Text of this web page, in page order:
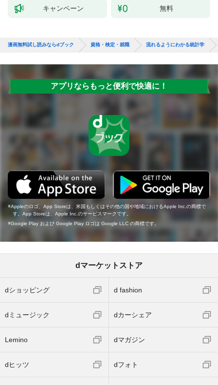
キャンペーン 無料
漫画無料試し読みならdブック 資格・検定・就職 流れるようにわかる統計学
アプリならもっと便利で快適に！
Appleのロゴ、App Storeは、米国もしくはその他の国や地域におけるApple Inc.の商標で
す。App Storeは、Apple Inc.のサービスマークです。
Google Play および Google Play ロゴは Google LLC の商標です。
dマーケットストア
dショッピング d fashion
dミュージック dカーシェア
Lemino dマガジン
dヒッツ dフォト